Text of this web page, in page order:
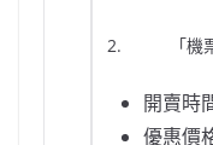
2. 「機票
開賣時
優惠價